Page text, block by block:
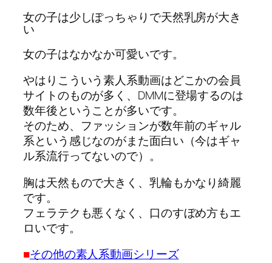
女の子は少しぽっちゃりで天然乳房が大き
い
女の子はなかなか可愛いです。
やはりこういう素人系動画はどこかの会員
サイトのものが多く、DMMに登場するのは
数年後ということが多いです。
そのため、ファッションが数年前のギャル
系という感じなのがまた面白い（今はギャ
ル系流行ってないので）。
胸は天然もので大きく、乳輪もかなり綺麗
です。
フェラテクも悪くなく、口のすぼめ方もエ
ロいです。
■その他の素人系動画シリーズ